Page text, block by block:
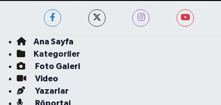
Ana Sayfa
Kategoriler
Foto Galeri
Video
Yazarlar
Röportaj